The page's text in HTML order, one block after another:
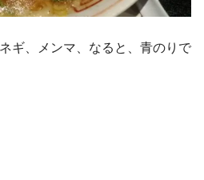
ギ、メンマ、なると、青のりで